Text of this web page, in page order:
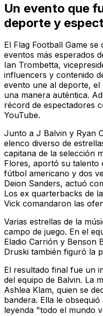
Un evento que
deporte y
El Flag Football Game
eventos más esperados
Ian Trombetta,
influencers y contenido
evento une al deporte,
una manera auténtica.
récord de espectadores
YouTube.
Junto a J Balvin y Ryan
elenco diverso de
capitana de la selección
Flores, aportó su talento
fútbol americano y dos
Deion Sanders, actuó
Los ex quarterbacks de
Vick comandaron las
Varias estrellas de la
campo de juego. En el
Eladio Carrión y Benson
Druski también figuró la
El resultado final fue un
del equipo de Balvin. La
Ashlea Klam, quien se
bandera. Ella le
leyenda "todo el mundo